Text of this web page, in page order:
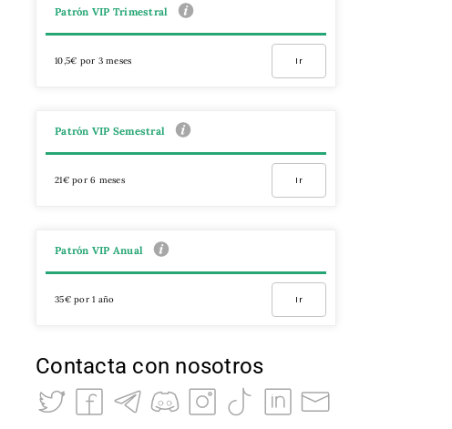
Patrón VIP Trimestral
10,5€ por 3 meses Ir
Patrón VIP Semestral
21€ por 6 meses Ir
Patrón VIP Anual
35€ por 1 año Ir
Contacta con nosotros